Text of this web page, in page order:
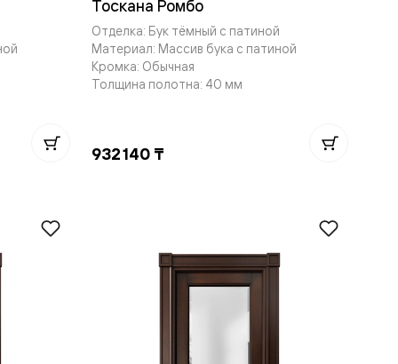
Тоскана Ромбо
Отделка: Бук тёмный с патиной
Материал: Массив бука с патиной
Кромка: Обычная
Толщина полотна: 40 мм
932 140 ₸